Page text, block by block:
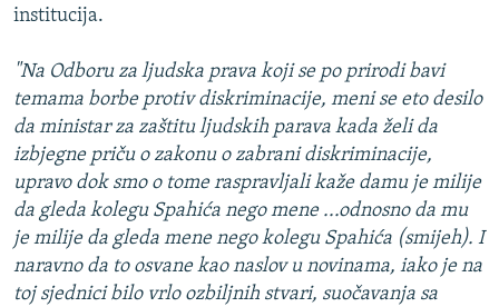
institucija.
"Na Odboru za ljudska prava koji se po prirodi bavi
temama borbe protiv diskriminacije, meni se eto desilo
da ministar za zaštitu ljudskih parava kada želi da
izbjegne priču o zakonu o zabrani diskriminacije,
upravo dok smo o tome raspravljali kaže damu je milije
da gleda kolegu Spahića nego mene ...odnosno da mu
je milije da gleda mene nego kolegu Spahića (smijeh). I
naravno da to osvane kao naslov u novinama, iako je na
toj sjednici bilo vrlo ozbiljnih stvari, suočavanja sa